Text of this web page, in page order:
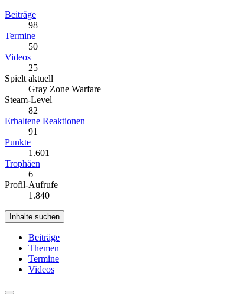
Beiträge
98
Termine
50
Videos
25
Spielt aktuell
Gray Zone Warfare
Steam-Level
82
Erhaltene Reaktionen
91
Punkte
1.601
Trophäen
6
Profil-Aufrufe
1.840
Inhalte suchen
Beiträge
Themen
Termine
Videos